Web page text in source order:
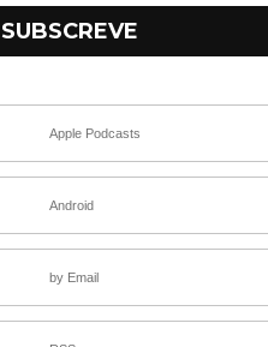
SUBSCREVE
Apple Podcasts
Android
by Email